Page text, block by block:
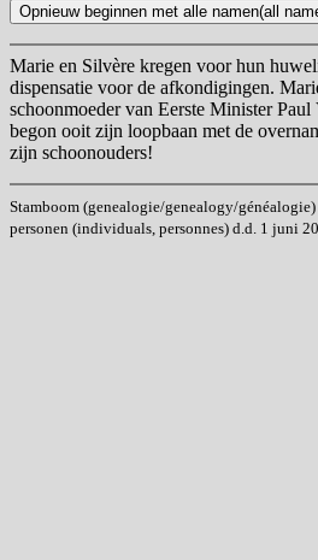
Marie en Silvère kregen voor hun
dispensatie voor de afkondigingen.
schoonmoeder van Eerste Minister
begon ooit zijn loopbaan met de
zijn schoonouders!
Stamboom (genealogie/genealogy/
personen (individuals, personnes) d.d. 1 juni